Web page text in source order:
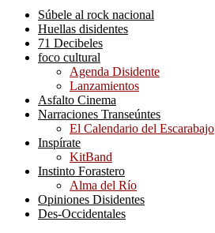
Súbele al rock nacional
Huellas disidentes
71 Decibeles
foco cultural
Agenda Disidente
Lanzamientos
Asfalto Cinema
Narraciones Transeúntes
El Calendario del Escarabajo
Inspírate
KitBand
Instinto Forastero
Alma del Río
Opiniones Disidentes
Des-Occidentales